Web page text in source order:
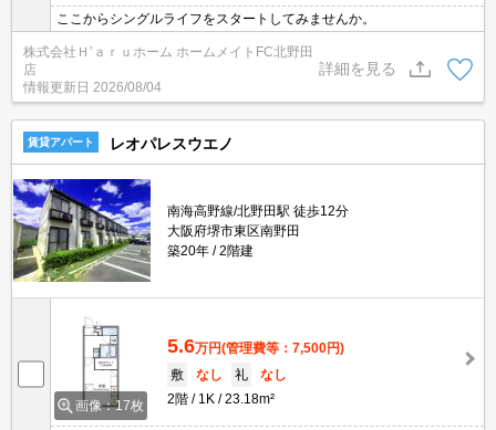
ここからシングルライフをスタートしてみませんか。
株式会社Ｈ’ａｒｕホーム ホームメイトFC北野田
店
情報更新日 2026/08/04
詳細を見る
賃貸アパート レオパレスウエノ
南海高野線/北野田駅 徒歩12分
大阪府堺市東区南野田
築20年
2階建
画像：17枚
5.6万円(管理費等：7,500円)
敷
なし 礼
なし
2階
1K 23.18m²